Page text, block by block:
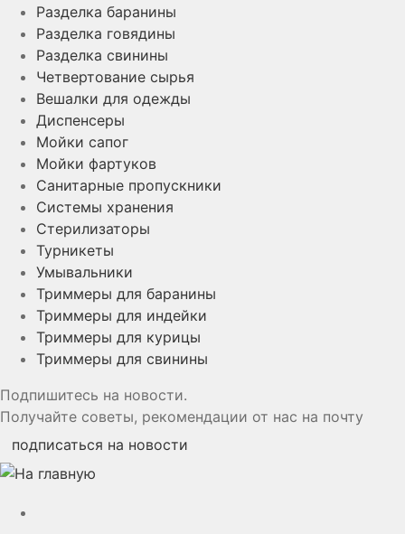
Разделка баранины
Разделка говядины
Разделка свинины
Четвертование сырья
Вешалки для одежды
Диспенсеры
Мойки сапог
Мойки фартуков
Санитарные пропускники
Системы хранения
Стерилизаторы
Турникеты
Умывальники
Триммеры для баранины
Триммеры для индейки
Триммеры для курицы
Триммеры для свинины
Подпишитесь на новости.
Получайте советы, рекомендации от нас на почту
подписаться на новости